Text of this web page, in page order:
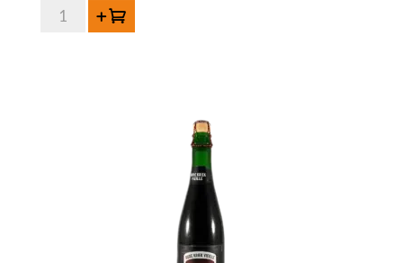
quantité
Ajouter au panier